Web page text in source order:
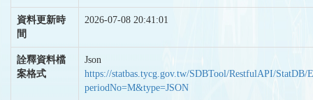
資料更新時
間
2026-07-08 20:41:01
詮釋資料檔
案格式
Json
https://statbas.tycg.gov.tw/SDBTool/RestfulAPI/StatDB/
periodNo=M&type=JSON